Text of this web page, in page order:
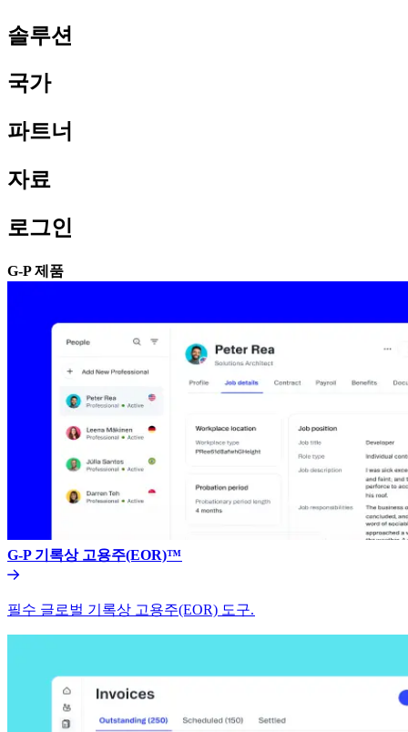
솔루션​​
국가​​
파트너​​
자료​​
로그인​​
G-P 제품​​
G-P 기록상 고용주(EOR)™​​
필수 글로벌 기록상 고용주(EOR) 도구.​​